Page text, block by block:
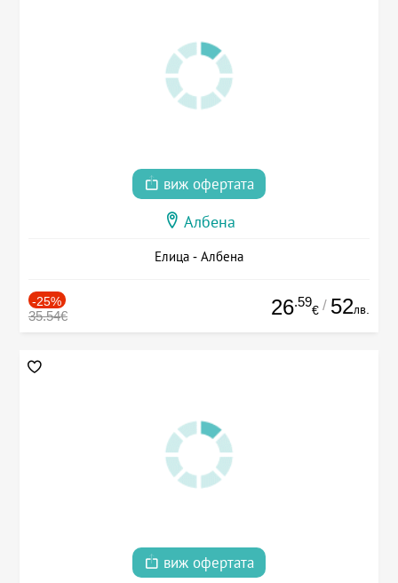
виж офертата
Албена
Елица - Албена
-25%
35.54€ 26.59
€ / 52лв.
виж офертата